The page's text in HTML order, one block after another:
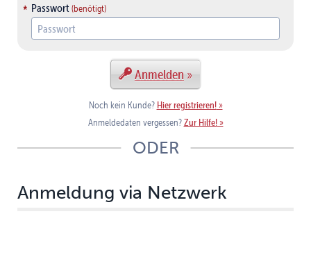
Passwort
Anmelden
Noch kein Kunde? Hier registrieren!
Anmeldedaten vergessen?Zur Hilfe!
ODER
Anmeldung via Netzwerk